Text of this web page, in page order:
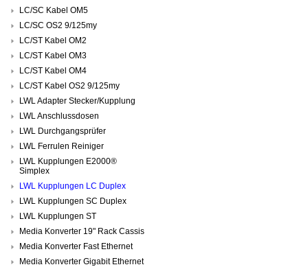
LC/SC Kabel OM5
LC/SC OS2 9/125my
LC/ST Kabel OM2
LC/ST Kabel OM3
LC/ST Kabel OM4
LC/ST Kabel OS2 9/125my
LWL Adapter Stecker/Kupplung
LWL Anschlussdosen
LWL Durchgangsprüfer
LWL Ferrulen Reiniger
LWL Kupplungen E2000®
Simplex
LWL Kupplungen LC Duplex
LWL Kupplungen SC Duplex
LWL Kupplungen ST
Media Konverter 19" Rack Cassis
Media Konverter Fast Ethernet
Media Konverter Gigabit Ethernet